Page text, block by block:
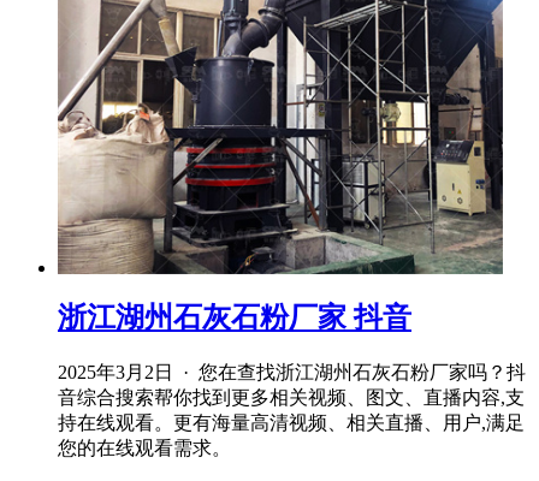
浙江湖州石灰石粉厂家 抖音
2025年3月2日 · 您在查找浙江湖州石灰石粉厂家吗？抖
音综合搜索帮你找到更多相关视频、图文、直播内容,支
持在线观看。更有海量高清视频、相关直播、用户,满足
您的在线观看需求。